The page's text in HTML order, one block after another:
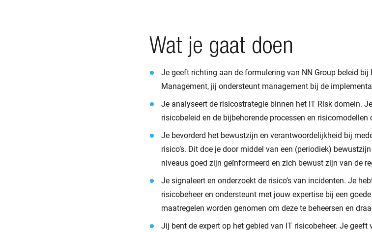
Wat je gaat doen
Je geeft richting aan de formulering van NN Group beleid bij
Management, jij ondersteunt management bij de
Je analyseert de risicostrategie binnen het IT Risk domein.
risicobeleid en de bijbehorende processen en
Je bevorderd het bewustzijn en verantwoordelijkheid bij
risico’s. Dit doe je door middel van een (periodiek)
niveaus goed zijn geïnformeerd en zich bewust zijn van de
Je signaleert en onderzoekt de risico’s van incidenten. Je
risicobeheer en ondersteunt met jouw expertise bij een
maatregelen worden genomen om deze te beheersen en
Jij bent de expert op het gebied van IT risicobeheer. Je